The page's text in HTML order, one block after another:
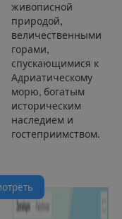
живописной
природой,
величественными
горами,
спускающимися к
Адриатическому
морю, богатым
историческим
наследием и
гостеприимством.
отреть